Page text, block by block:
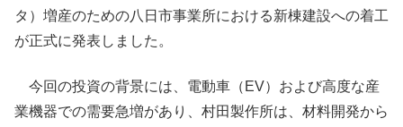
タ）増産のための八日市事業所における新棟建設への着工
が正式に発表しました。
今回の投資の背景には、電動車（EV）および高度な産
業機器での需要急増があり、村田製作所は、材料開発から